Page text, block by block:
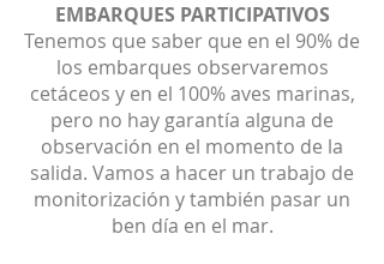
EMBARQUES PARTICIPATIVOS
Tenemos que saber que en el 90% de
los embarques observaremos
cetáceos y en el 100% aves marinas,
pero no hay garantía alguna de
observación en el momento de la
salida. Vamos a hacer un trabajo de
monitorización y también pasar un
ben día en el mar.